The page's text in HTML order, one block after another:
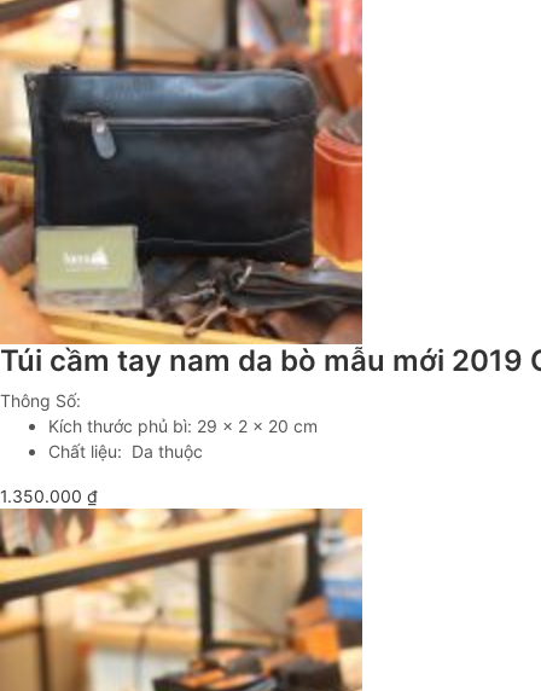
Túi cầm tay nam da bò mẫu mới 2019
Thông Số:
Kích thước phủ bì: 29 x 2 x 20 cm
Chất liệu: Da thuộc
1.350.000 ₫